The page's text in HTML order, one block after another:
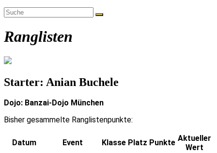
Ranglisten
Starter: Anian Buchele
Dojo: Banzai-Dojo München
Bisher gesammelte Ranglistenpunkte:
Datum Event Klasse Platz Punkte Aktueller
Wert